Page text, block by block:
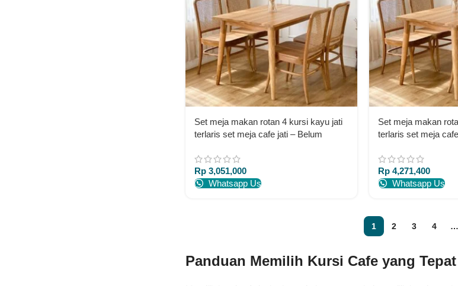
Set meja makan rotan 4 kursi kayu jati
terlaris set meja cafe jati – Belum
Rp3,051,000
Whatsapp Us
Set meja makan
terlaris set meja
Rp4,271,400
Whatsapp Us
1 2 3 4 …
Panduan Memilih Kursi Cafe yang